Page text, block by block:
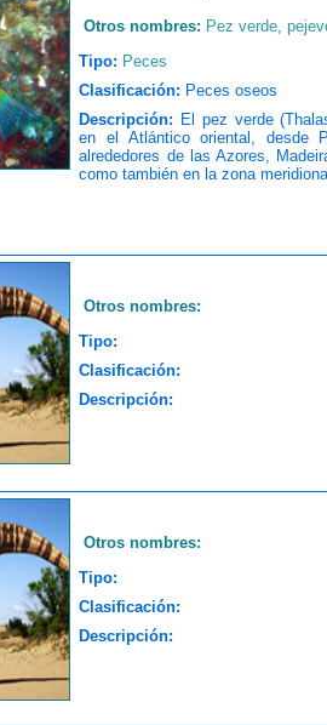
Otros nombres: Pez verde,
Tipo: Peces
Clasificación: Peces oseos
Descripción: El pez verde
en el Atlántico oriental, desde
alrededores de las Azores,
como también en la zona
Otros nombres:
Tipo:
Clasificación:
Descripción:
Otros nombres:
Tipo:
Clasificación:
Descripción: